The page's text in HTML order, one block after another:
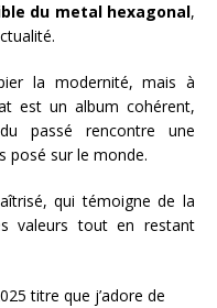
du metal hexagonal,
la modernité, mais à
est un album cohérent,
passé rencontre une
posé sur le monde.
qui témoigne de la
valeurs tout en restant
titre que j’adore de